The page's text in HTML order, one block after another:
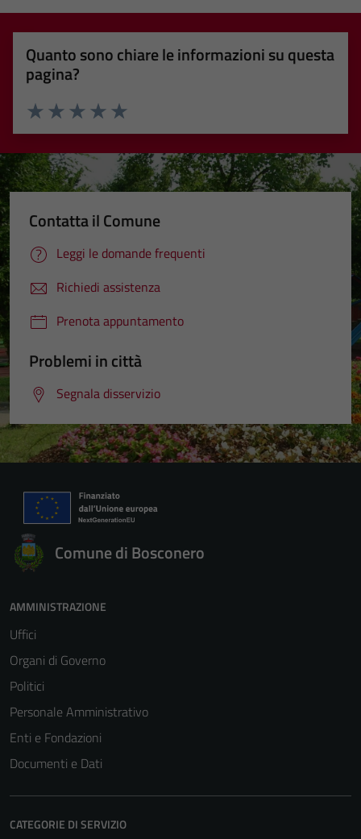
Quanto sono chiare le informazioni su questa
pagina?
Valuta 5 stelle su 5
Valuta 4 stelle su 5
Valuta 3 stelle su 5
Valuta 2 stelle su 5
Valuta 1 stelle su 5
Contatta il Comune
Leggi le domande frequenti
Richiedi assistenza
Prenota appuntamento
Problemi in città
Segnala disservizio
Comune di Bosconero
AMMINISTRAZIONE
Uffici
Organi di Governo
Politici
Personale Amministrativo
Enti e Fondazioni
Documenti e Dati
CATEGORIE DI SERVIZIO